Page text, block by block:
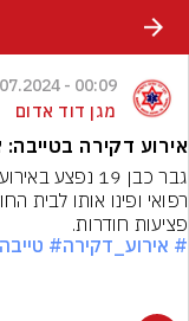
00:09 - 04.07.2024
מגן דוד אדום
אירוע דקירה בטייבה: צעיר
פציעות חודרות.
# אירוע_דקירה# טייבה